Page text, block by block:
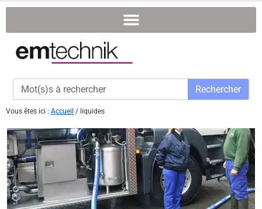
Rechercher
Vous êtes ici : Accueil / liquides